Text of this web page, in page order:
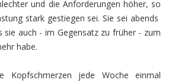
und die Anforderungen höher, so
stark gestiegen sei. Sie sei abends
sie auch - im Gegensatz zu früher - zum
habe.
Kopfschmerzen jede Woche einmal